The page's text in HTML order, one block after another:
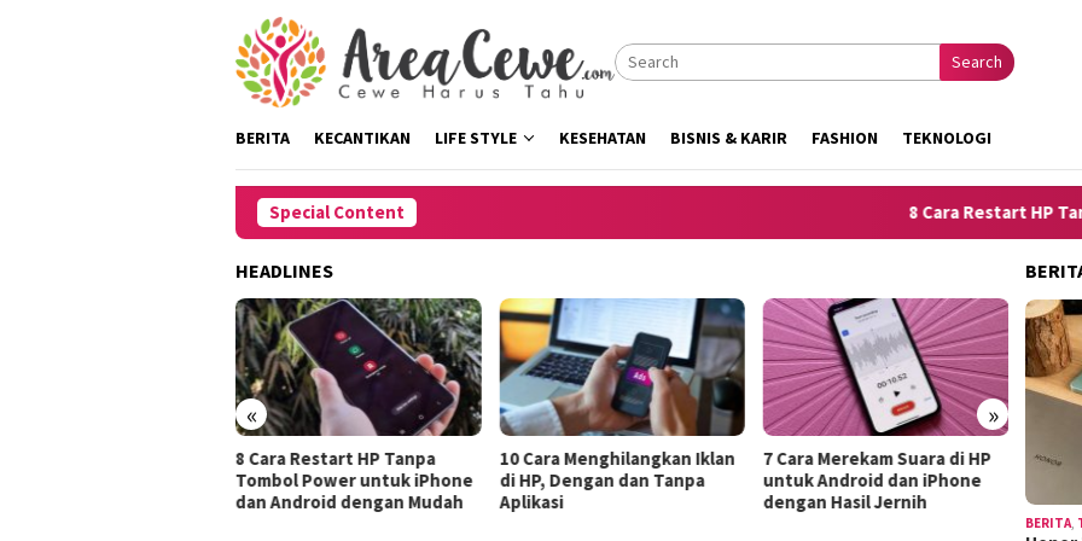
Search
BERITA KECANTIKAN LIFE STYLE KESEHATAN BISNIS & KARIR FASHION TEKNOLOGI
Special Content 8 Cara Restart HP Tanpa
HEADLINES
« »
8 Cara Restart HP Tanpa
Tombol Power untuk iPhone
dan Android dengan Mudah
10 Cara Menghilangkan Iklan
di HP, Dengan dan Tanpa
Aplikasi
7 Cara Merekam Suara di HP
untuk Android dan iPhone
dengan Hasil Jernih
10
BERITA